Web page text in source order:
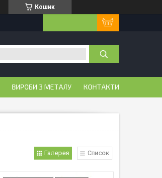
Кошик
ВИРОБИ З МЕТАЛУ КОНТАКТИ
Галерея Список